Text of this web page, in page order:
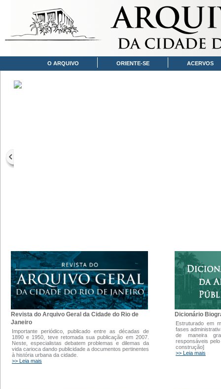
O ARQUIVO ORIENTE-SE ACERVOS
Revista do Arquivo Geral da Cidade do Rio de
Janeiro
Importante periódico, publicado entre as décadas de
1890 e 1950, teve retomada sua publicação em 2007.
Neste, especialistas debatem problemas e dilemas da
vida carioca dando publicidade a documentos pertinentes
à história urbana da cidade.
>> Leia mais
Dicionário
Estruturado em
fases
de maneira
responsáveis
construção]
>> Leia mais